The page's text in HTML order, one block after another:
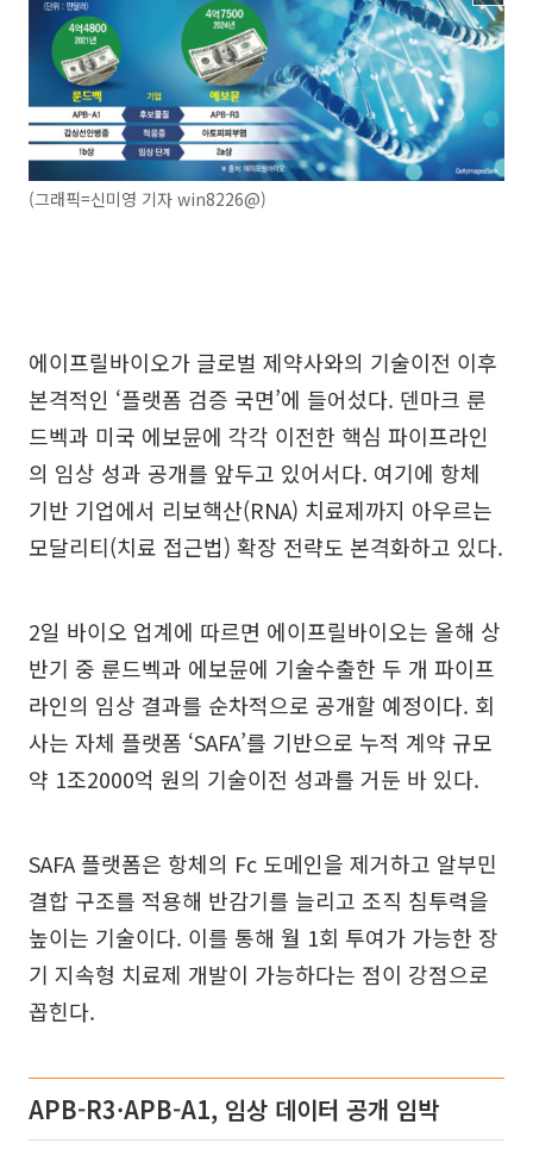
(그래픽=신미영 기자 win8226@)
에이프릴바이오가 글로벌 제약사와의 기술이전 이후
본격적인 ‘플랫폼 검증 국면’에 들어섰다. 덴마크 룬
드벡과 미국 에보뮨에 각각 이전한 핵심 파이프라인
의 임상 성과 공개를 앞두고 있어서다. 여기에 항체
기반 기업에서 리보핵산(RNA) 치료제까지 아우르는
모달리티(치료 접근법) 확장 전략도 본격화하고 있다.
2일 바이오 업계에 따르면 에이프릴바이오는 올해 상
반기 중 룬드벡과 에보뮨에 기술수출한 두 개 파이프
라인의 임상 결과를 순차적으로 공개할 예정이다. 회
사는 자체 플랫폼 ‘SAFA’를 기반으로 누적 계약 규모
약 1조2000억 원의 기술이전 성과를 거둔 바 있다.
SAFA 플랫폼은 항체의 Fc 도메인을 제거하고 알부민
결합 구조를 적용해 반감기를 늘리고 조직 침투력을
높이는 기술이다. 이를 통해 월 1회 투여가 가능한 장
기 지속형 치료제 개발이 가능하다는 점이 강점으로
꼽힌다.
APB-R3·APB-A1, 임상 데이터 공개 임박